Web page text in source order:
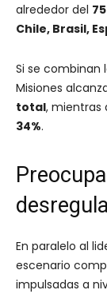
alrededor del
Chile, Brasil,
Si se combinan
Misiones
total, mientras
34%.
En paralelo al
escenario
impulsadas a